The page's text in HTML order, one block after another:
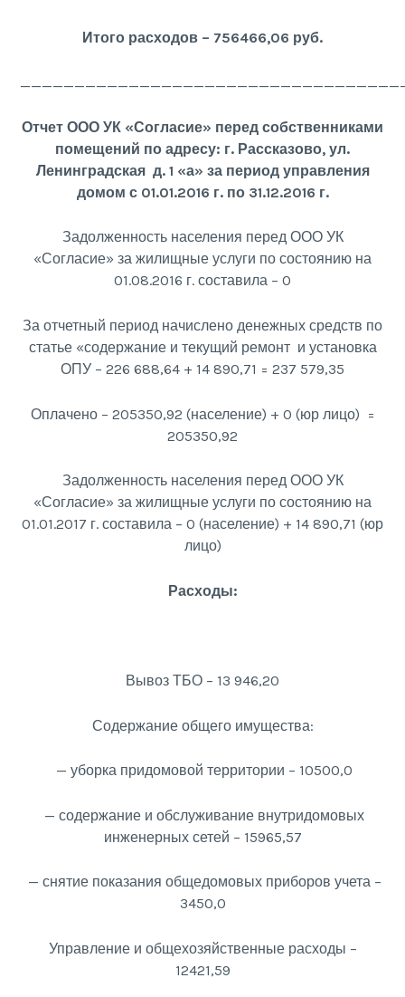
Итого расходов – 756466,06 руб.
Отчет ООО УК «Согласие» перед собственниками
помещений по адресу: г. Рассказово, ул.
Ленинградская д. 1 «а» за период управления
домом с 01.01.2016 г. по 31.12.2016 г.
Задолженность населения перед ООО УК
«Согласие» за жилищные услуги по состоянию на
01.08.2016 г. составила – 0
За отчетный период начислено денежных средств по
статье «содержание и текущий ремонт и установка
ОПУ – 226 688,64 + 14 890,71 = 237 579,35
Оплачено – 205350,92 (население) + 0 (юр лицо) =
205350,92
Задолженность населения перед ООО УК
«Согласие» за жилищные услуги по состоянию на
01.01.2017 г. составила – 0 (население) + 14 890,71 (юр
лицо)
Расходы:
Вывоз ТБО – 13 946,20
Содержание общего имущества:
— уборка придомовой территории – 10500,0
— содержание и обслуживание внутридомовых
инженерных сетей – 15965,57
— снятие показания общедомовых приборов учета –
3450,0
Управление и общехозяйственные расходы –
12421,59